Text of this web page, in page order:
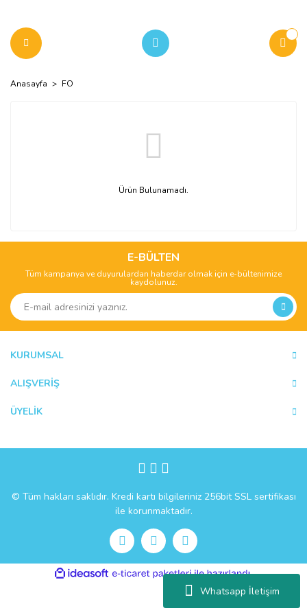
Whatsapp İletişim
Anasayfa FO
Ürün Bulunamadı.
E-BÜLTEN
Tüm kampanya ve duyurulardan haberdar olmak için e-bültenimize
kaydolunuz.
KURUMSAL
ALIŞVERİŞ
ÜYELİK
© Tüm hakları saklıdır. Kredi kartı bilgileriniz 256bit SSL sertifikası
ile korunmaktadır.
ideasoft
e-
ticaret
paketleri
ile
hazırlandı.